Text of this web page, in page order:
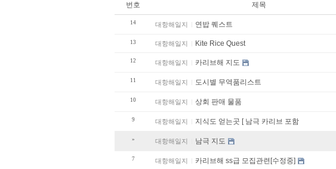
번호 제목
14 대항해일지 연밥 퀘스트
13 대항해일지 Kite Rice Quest
12 대항해일지 카리브해 지도
11 대항해일지 도시별 무역품리스트
10 대항해일지 상회 판매 물품
9 대항해일지 지식도 얻는곳 [ 남극 카리브 포함
» 대항해일지 남극 지도
7 대항해일지 카리브해 ss급 모집관련[수정중]